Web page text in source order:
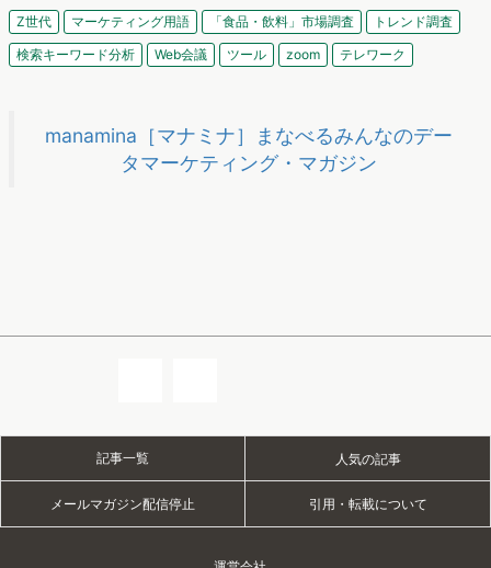
Z世代 マーケティング用語 「食品・飲料」市場調査
トレンド調査
検索キーワード分析
Web会議 ツール zoom テレワーク
manamina［マナミナ］まなべるみんなのデー
タマーケティング・マガジン
記事一覧 人気の記事
メールマガジン配信停止 引用・転載について